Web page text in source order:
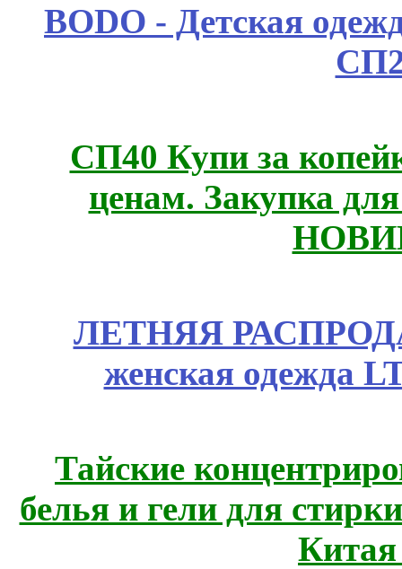
BODO - Детская
СП40 Купи за
ценам. Закупка
ЛЕТНЯЯ
женская одежда
Тайские
белья и гели для